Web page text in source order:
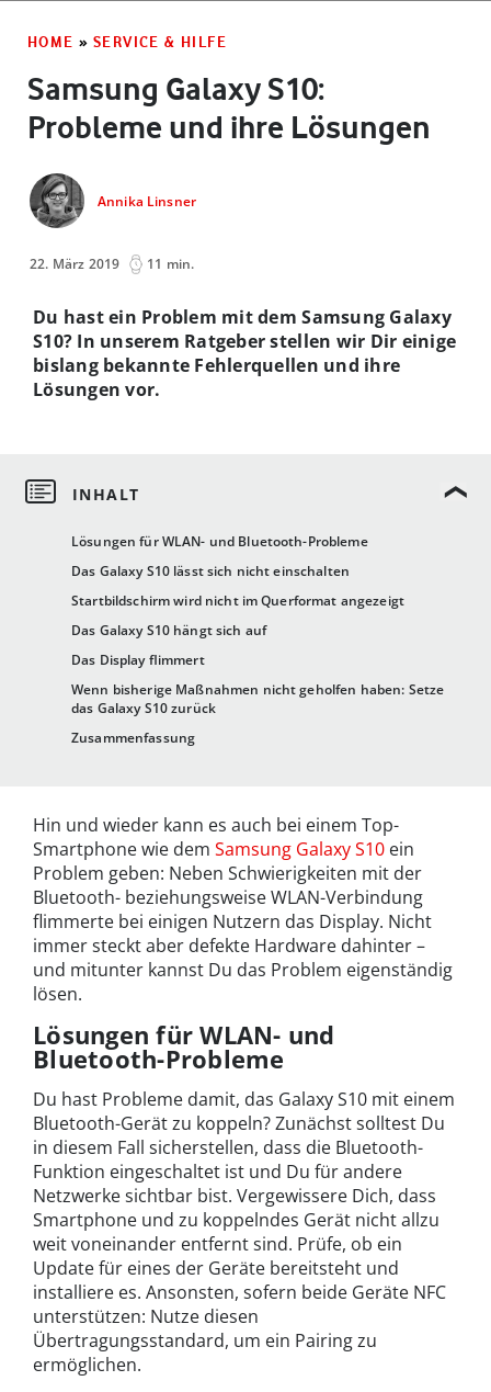
HOME » SERVICE & HILFE
Samsung Galaxy S10:
Probleme und ihre Lösungen
Annika Linsner
22. März 2019 11 min.
Lösungen für WLAN- und Bluetooth-Probleme
Das Galaxy S10 lässt sich nicht einschalten
Startbildschirm wird nicht im Querformat angezeigt
Das Galaxy S10 hängt sich auf
Das Display flimmert
Wenn bisherige Maßnahmen nicht geholfen haben: Setze
das Galaxy S10 zurück
Zusammenfassung
Du hast ein Problem mit dem Samsung Galaxy
S10? In unserem Ratgeber stellen wir Dir einige
bislang bekannte Fehlerquellen und ihre
Lösungen vor.
Hin und wieder kann es auch bei einem Top-
Smartphone wie dem Samsung Galaxy S10 ein
Problem geben: Neben Schwierigkeiten mit der
Bluetooth- beziehungsweise WLAN-Verbindung
flimmerte bei einigen Nutzern das Display. Nicht
immer steckt aber defekte Hardware dahinter –
und mitunter kannst Du das Problem eigenständig
lösen.
Lösungen für WLAN- und
Bluetooth-Probleme
Du hast Probleme damit, das Galaxy S10 mit einem
Bluetooth-Gerät zu koppeln? Zunächst solltest Du
in diesem Fall sicherstellen, dass die Bluetooth-
Funktion eingeschaltet ist und Du für andere
Netzwerke sichtbar bist. Vergewissere Dich, dass
Smartphone und zu koppelndes Gerät nicht allzu
weit voneinander entfernt sind. Prüfe, ob ein
Update für eines der Geräte bereitsteht und
installiere es. Ansonsten, sofern beide Geräte NFC
unterstützen: Nutze diesen
Übertragungsstandard, um ein Pairing zu
ermöglichen.